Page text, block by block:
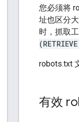
您必须将
址也区分
时，抓取
robots.txt
有效